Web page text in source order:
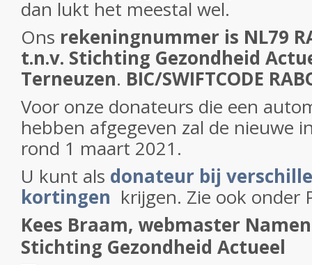
dan lukt het meestal wel.
Ons rekeningnummer is NL79
t.n.v. Stichting Gezondheid
Terneuzen. BIC/SWIFTCODE
Voor onze donateurs die een
hebben afgegeven zal de nieuwe
rond 1 maart 2021.
U kunt als donateur bij
kortingen krijgen. Zie ook onder
Kees Braam, webmaster
Stichting Gezondheid Actueel